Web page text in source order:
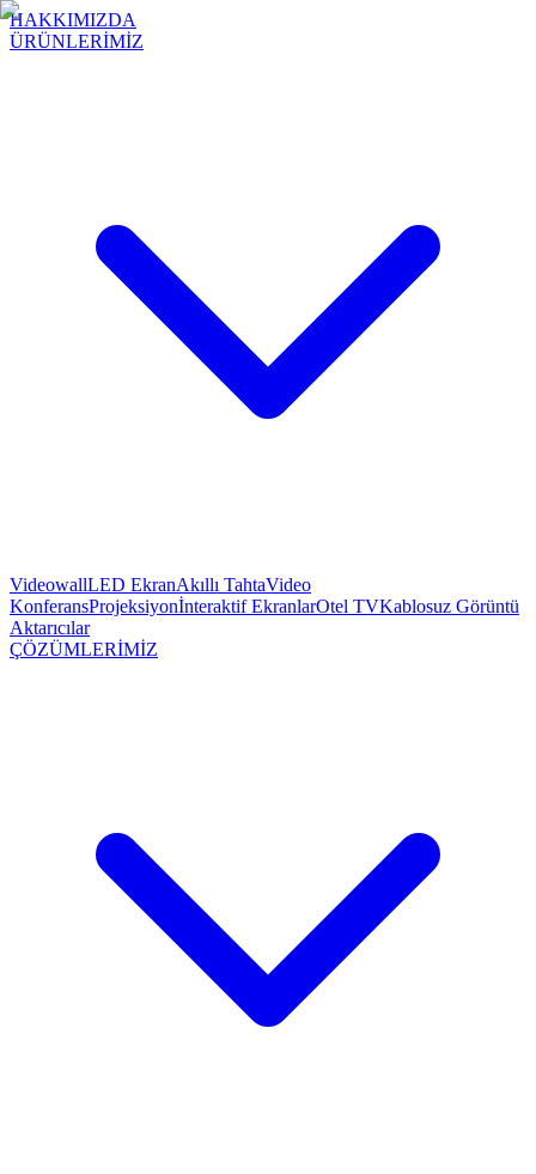
HAKKIMIZDA
ÜRÜNLERİMİZ
VideowallLED EkranAkıllı TahtaVideo
KonferansProjeksiyonİnteraktif EkranlarOtel TVKablosuz Görüntü
Aktarıcılar
ÇÖZÜMLERİMİZ